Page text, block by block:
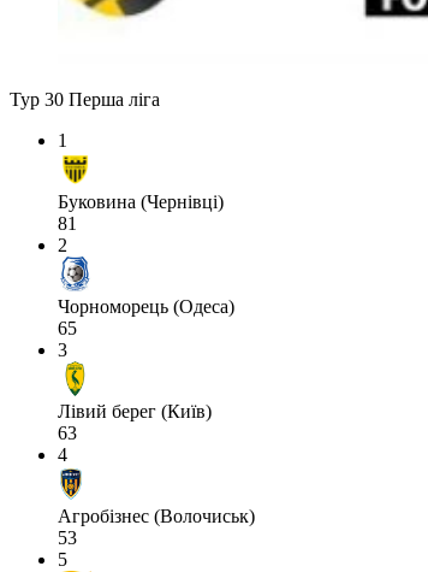
Тур 30 Перша ліга
1
Буковина (Чернівці)
81
2
Чорноморець (Одеса)
65
3
Лівий берег (Київ)
63
4
Агробізнес (Волочиськ)
53
5